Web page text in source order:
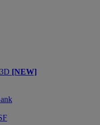
[NEW]